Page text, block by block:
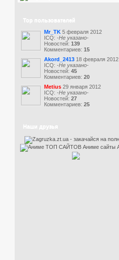
Top пользователей
Mr_TK 5 февраля 2012
ICQ: -Не указано-
Новостей: 139
Комментариев: 15
Akord_2413 18 февраля 2012
ICQ: -Не указано-
Новостей: 45
Комментариев: 20
Metius 29 января 2012
ICQ: -Не указано-
Новостей: 27
Комментариев: 25
Наши друзья